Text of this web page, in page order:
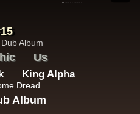
Us
King Alpha
Dread
Album